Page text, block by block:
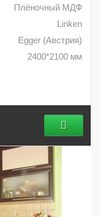
Плёночный МДФ
Linken
Egger (Австрия)
2400*2100 мм